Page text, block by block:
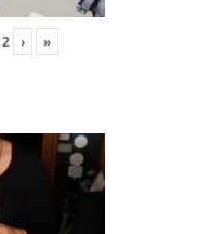
2 › »